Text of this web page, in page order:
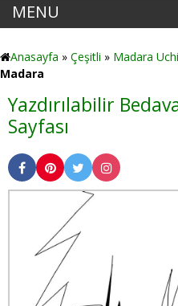
MENU
Anasayfa » Çeşitli » Madara
Madara
Yazdırılabilir
Sayfası